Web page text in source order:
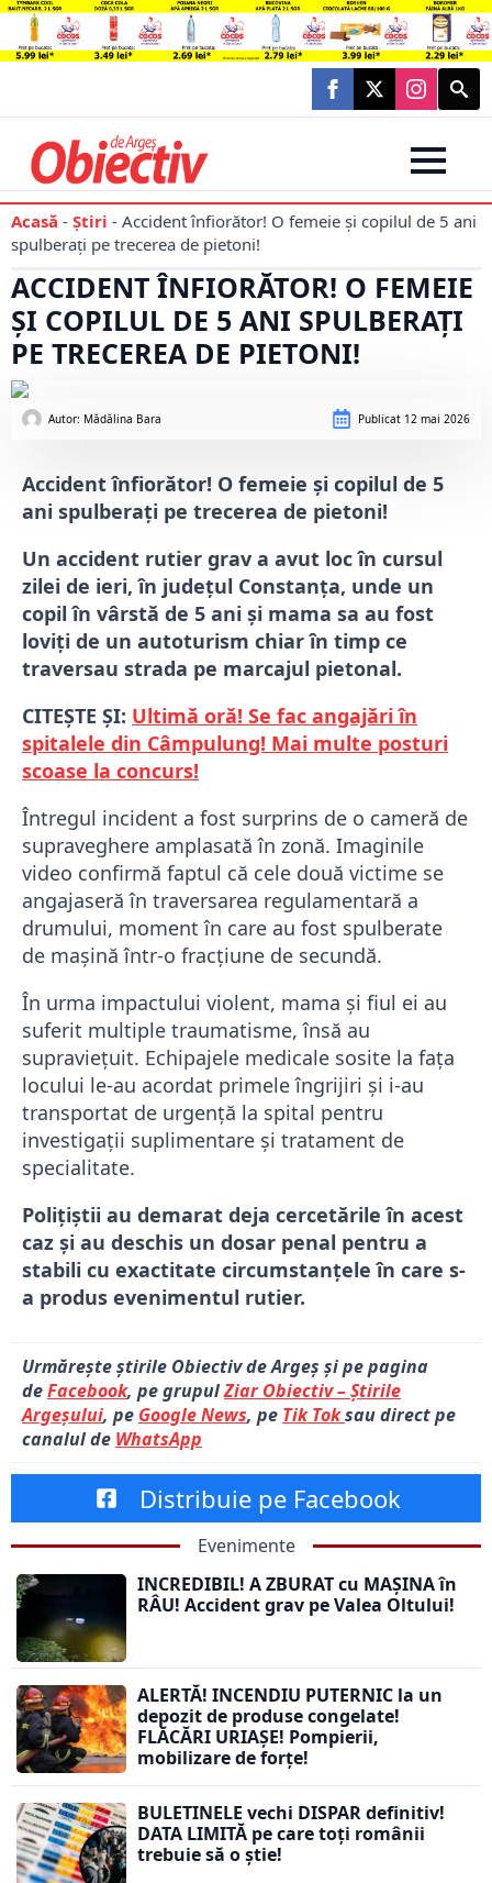
Search
for:
Acasă - Știri - Accident înfiorător! O femeie și copilul de 5 ani
spulberați pe trecerea de pietoni!
ACCIDENT ÎNFIORĂTOR! O FEMEIE
ȘI COPILUL DE 5 ANI SPULBERAȚI
PE TRECEREA DE PIETONI!
Autor: Mădălina Bara Publicat 12 mai 2026
Accident înfiorător! O femeie și copilul de 5
ani spulberați pe trecerea de pietoni!
Un accident rutier grav a avut loc în cursul
zilei de ieri, în județul Constanța, unde un
copil în vârstă de 5 ani și mama sa au fost
loviți de un autoturism chiar în timp ce
traversau strada pe marcajul pietonal.
CITEȘTE ȘI: Ultimă oră! Se fac angajări în
spitalele din Câmpulung! Mai multe posturi
scoase la concurs!
Întregul incident a fost surprins de o cameră de
supraveghere amplasată în zonă. Imaginile
video confirmă faptul că cele două victime se
angajaseră în traversarea regulamentară a
drumului, moment în care au fost spulberate
de mașină într-o fracțiune de secundă.
În urma impactului violent, mama și fiul ei au
suferit multiple traumatisme, însă au
supraviețuit. Echipajele medicale sosite la fața
locului le-au acordat primele îngrijiri și i-au
transportat de urgență la spital pentru
investigații suplimentare și tratament de
specialitate.
Polițiștii au demarat deja cercetările în acest
caz și au deschis un dosar penal pentru a
stabili cu exactitate circumstanțele în care s-
a produs evenimentul rutier.
Urmărește știrile Obiectiv de Argeș și pe pagina
deFacebook, pe grupulZiar Obiectiv – Știrile
Argeșului, pe Google News, pe Tik Toksau direct pe
canalul de WhatsApp
Distribuie pe Facebook
Evenimente
INCREDIBIL! A ZBURAT cu MAȘINA în
RÂU! Accident grav pe Valea Oltului!
ALERTĂ! INCENDIU PUTERNIC la un
depozit de produse congelate!
FLĂCĂRI URIAȘE! Pompierii,
mobilizare de forțe!
BULETINELE vechi DISPAR definitiv!
DATA LIMITĂ pe care toți românii
trebuie să o știe!